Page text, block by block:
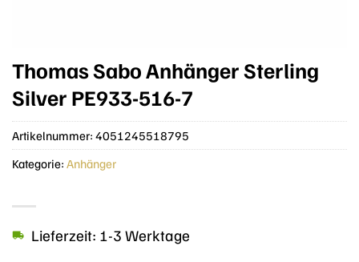
Thomas Sabo Anhänger Sterling
Silver PE933-516-7
Lieferzeit: 1-3 Werktage
Artikelnummer: 4051245518795
Kategorie: Anhänger